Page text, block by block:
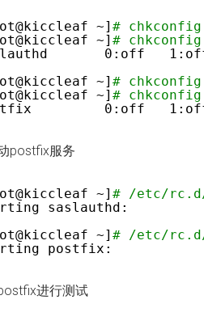
~] #
~] #
0:off
~] #
~] #
0:off
postfix服务
~] # /etc/
saslauthd:
~] # /etc/
postfix:
进行测试